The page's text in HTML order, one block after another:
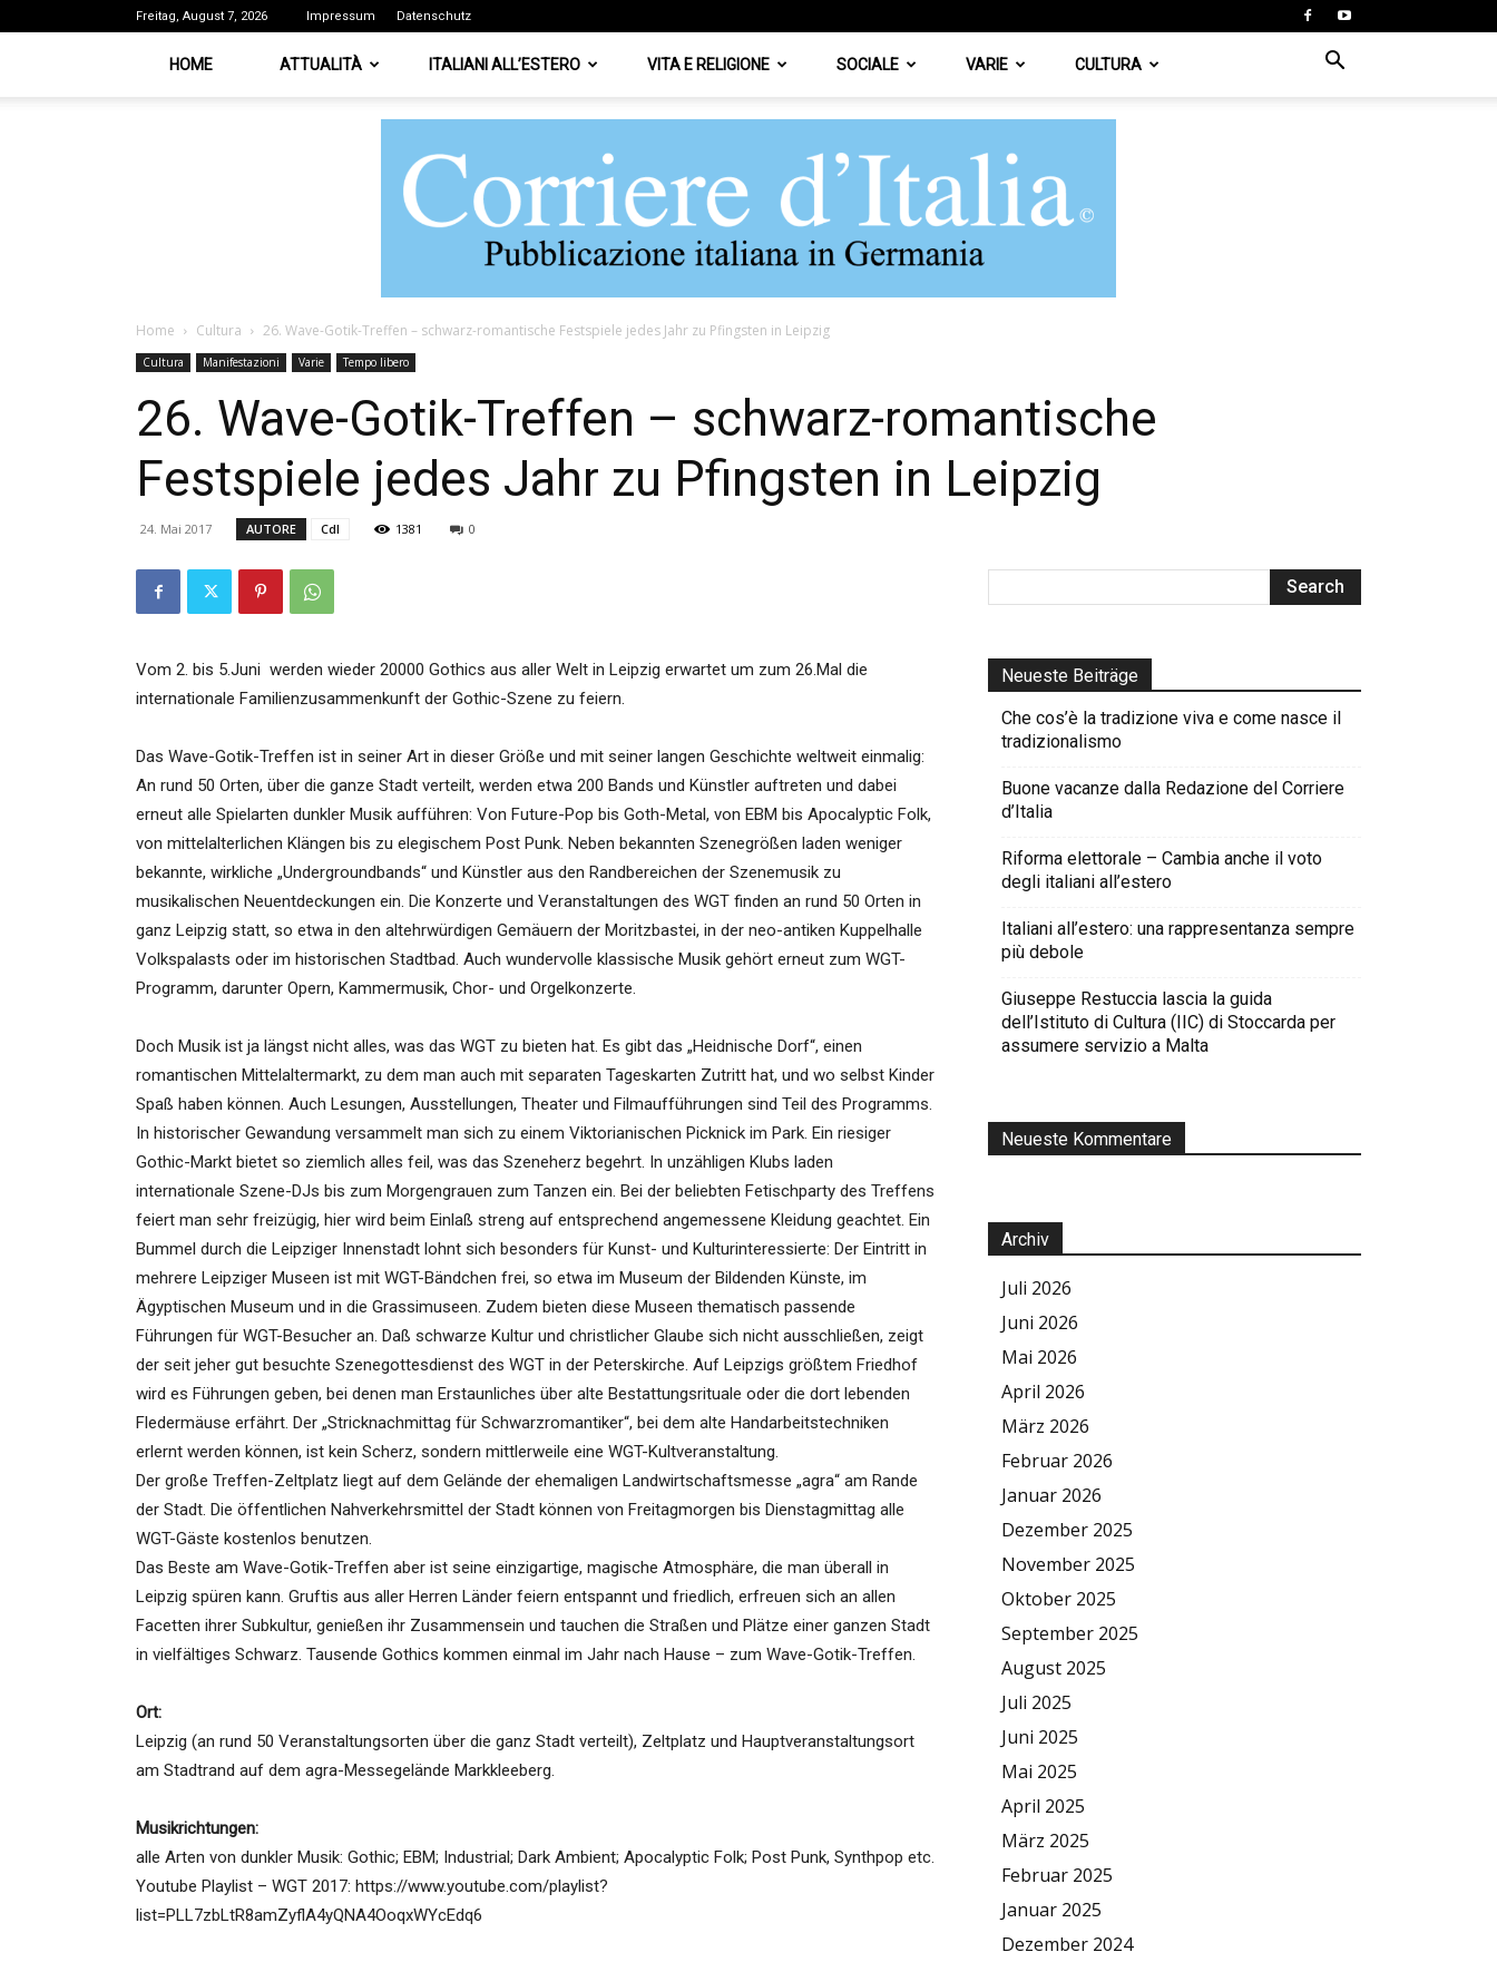
Freitag, August 7, 2026 Impressum Datenschutz
HOME ATTUALITÀ ITALIANI ALL’ESTERO VITA E RELIGIONE SOCIALE VARIE CULTURA
Home Cultura 26. Wave-Gotik-Treffen – schwarz-romantische Festspiele jedes Jahr zu Pfingsten in Leipzig
Cultura Manifestazioni Varie Tempo libero
26. Wave-Gotik-Treffen – schwarz-romantische
Festspiele jedes Jahr zu Pfingsten in Leipzig
24. Mai 2017 AUTORE CdI 1381 0
Vom 2. bis 5.Juni werden wieder 20000 Gothics aus aller Welt in Leipzig erwartet um zum 26.Mal die
internationale Familienzusammenkunft der Gothic-Szene zu feiern.
Das Wave-Gotik-Treffen ist in seiner Art in dieser Größe und mit seiner langen Geschichte weltweit einmalig:
An rund 50 Orten, über die ganze Stadt verteilt, werden etwa 200 Bands und Künstler auftreten und dabei
erneut alle Spielarten dunkler Musik aufführen: Von Future-Pop bis Goth-Metal, von EBM bis Apocalyptic Folk,
von mittelalterlichen Klängen bis zu elegischem Post Punk. Neben bekannten Szenegrößen laden weniger
bekannte, wirkliche „Undergroundbands“ und Künstler aus den Randbereichen der Szenemusik zu
musikalischen Neuentdeckungen ein. Die Konzerte und Veranstaltungen des WGT finden an rund 50 Orten in
ganz Leipzig statt, so etwa in den altehrwürdigen Gemäuern der Moritzbastei, in der neo-antiken Kuppelhalle
Volkspalasts oder im historischen Stadtbad. Auch wundervolle klassische Musik gehört erneut zum WGT-
Programm, darunter Opern, Kammermusik, Chor- und Orgelkonzerte.
Doch Musik ist ja längst nicht alles, was das WGT zu bieten hat. Es gibt das „Heidnische Dorf“, einen
romantischen Mittelaltermarkt, zu dem man auch mit separaten Tageskarten Zutritt hat, und wo selbst Kinder
Spaß haben können. Auch Lesungen, Ausstellungen, Theater und Filmaufführungen sind Teil des Programms.
In historischer Gewandung versammelt man sich zu einem Viktorianischen Picknick im Park. Ein riesiger
Gothic-Markt bietet so ziemlich alles feil, was das Szeneherz begehrt. In unzähligen Klubs laden
internationale Szene-DJs bis zum Morgengrauen zum Tanzen ein. Bei der beliebten Fetischparty des Treffens
feiert man sehr freizügig, hier wird beim Einlaß streng auf entsprechend angemessene Kleidung geachtet. Ein
Bummel durch die Leipziger Innenstadt lohnt sich besonders für Kunst- und Kulturinteressierte: Der Eintritt in
mehrere Leipziger Museen ist mit WGT-Bändchen frei, so etwa im Museum der Bildenden Künste, im
Ägyptischen Museum und in die Grassimuseen. Zudem bieten diese Museen thematisch passende
Führungen für WGT-Besucher an. Daß schwarze Kultur und christlicher Glaube sich nicht ausschließen, zeigt
der seit jeher gut besuchte Szenegottesdienst des WGT in der Peterskirche. Auf Leipzigs größtem Friedhof
wird es Führungen geben, bei denen man Erstaunliches über alte Bestattungsrituale oder die dort lebenden
Fledermäuse erfährt. Der „Stricknachmittag für Schwarzromantiker“, bei dem alte Handarbeitstechniken
erlernt werden können, ist kein Scherz, sondern mittlerweile eine WGT-Kultveranstaltung.
Der große Treffen-Zeltplatz liegt auf dem Gelände der ehemaligen Landwirtschaftsmesse „agra“ am Rande
der Stadt. Die öffentlichen Nahverkehrsmittel der Stadt können von Freitagmorgen bis Dienstagmittag alle
WGT-Gäste kostenlos benutzen.
Das Beste am Wave-Gotik-Treffen aber ist seine einzigartige, magische Atmosphäre, die man überall in
Leipzig spüren kann. Gruftis aus aller Herren Länder feiern entspannt und friedlich, erfreuen sich an allen
Facetten ihrer Subkultur, genießen ihr Zusammensein und tauchen die Straßen und Plätze einer ganzen Stadt
in vielfältiges Schwarz. Tausende Gothics kommen einmal im Jahr nach Hause – zum Wave-Gotik-Treffen.
Ort:
Leipzig (an rund 50 Veranstaltungsorten über die ganz Stadt verteilt), Zeltplatz und Hauptveranstaltungsort
am Stadtrand auf dem agra-Messegelände Markkleeberg.
Musikrichtungen:
alle Arten von dunkler Musik: Gothic; EBM; Industrial; Dark Ambient; Apocalyptic Folk; Post Punk, Synthpop etc.
Youtube Playlist – WGT 2017: https://www.youtube.com/playlist?
list=PLL7zbLtR8amZyflA4yQNA4OoqxWYcEdq6
Neueste Beiträge
Che cos’è la tradizione viva e come nasce il
tradizionalismo
Buone vacanze dalla Redazione del Corriere
d’Italia
Riforma elettorale – Cambia anche il voto
degli italiani all’estero
Italiani all’estero: una rappresentanza sempre
più debole
Giuseppe Restuccia lascia la guida
dell’Istituto di Cultura (IIC) di Stoccarda per
assumere servizio a Malta
Neueste Kommentare
Archiv
Juli 2026
Juni 2026
Mai 2026
April 2026
März 2026
Februar 2026
Januar 2026
Dezember 2025
November 2025
Oktober 2025
September 2025
August 2025
Juli 2025
Juni 2025
Mai 2025
April 2025
März 2025
Februar 2025
Januar 2025
Dezember 2024